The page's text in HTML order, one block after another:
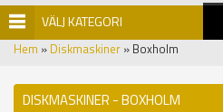
VÄLJ KATEGORI
Hem » Diskmaskiner » Boxholm
DISKMASKINER - BOXHOLM